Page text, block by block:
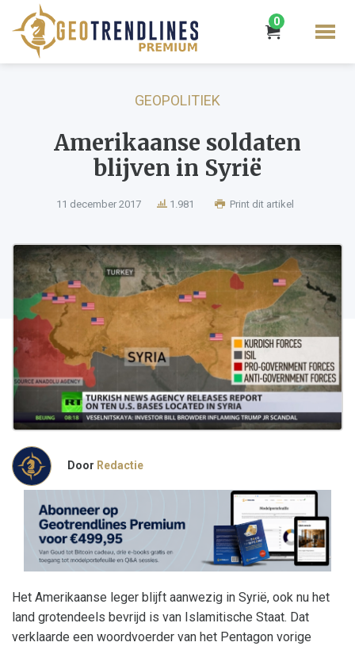
0
GEOPOLITIEK
Amerikaanse soldaten
blijven in Syrië
11 december 2017 1.981 Print dit artikel
Door Redactie
Het Amerikaanse leger blijft aanwezig in Syrië, ook nu het
land grotendeels bevrijd is van Islamitische Staat. Dat
verklaarde een woordvoerder van het Pentagon vorige